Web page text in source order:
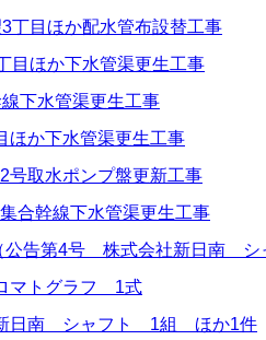
目ほか配水管布設替工事
ほか下水管渠更生工事
水管渠更生工事
か下水管渠更生工事
取水ポンプ盤更新工事
幹線下水管渠更生工事
公告第4号 株式会社新日南
トグラフ 1式
日南 シャフト 1組 ほか1件